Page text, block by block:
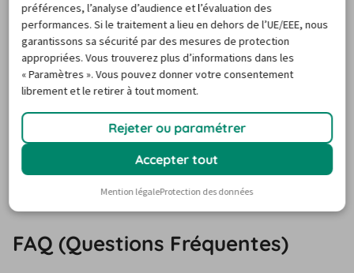
Camionnette
50 m3
Recommandé pour le déménagement
d’un logement de 100 m²
Nécessite la location d’un véhicule de
transbordement au cas où l’accès est
difficile au camion
FAQ
FAQ (Questions Fréquentes)
préférences, l’analyse d’audience et l’évaluation des
performances. Si le traitement a lieu en dehors de l’UE/EEE, nous
garantissons sa sécurité par des mesures de protection
appropriées. Vous trouverez plus d’informations dans les
« Paramètres ». Vous pouvez donner votre consentement
librement et le retirer à tout moment.
Rejeter ou paramétrer
Accepter tout
Mention légaleProtection des données